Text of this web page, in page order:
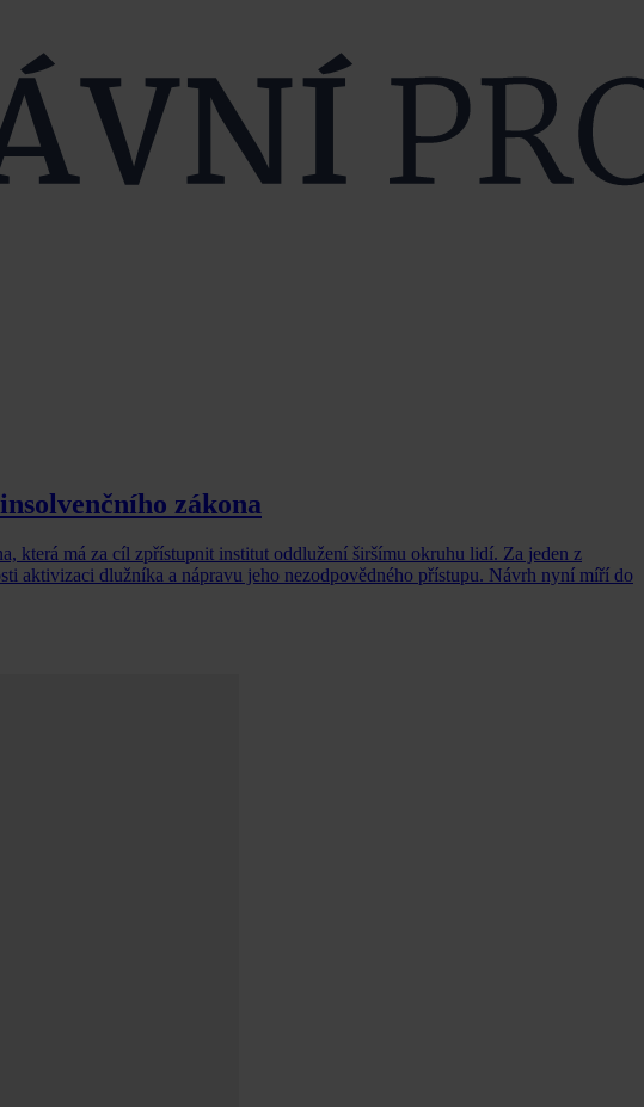
zákona
která má za cíl zpřístupnit institut oddlužení širšímu okruhu lidí. Za jeden z
aktivizaci dlužníka a nápravu jeho nezodpovědného přístupu. Návrh nyní míří do